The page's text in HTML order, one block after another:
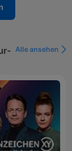
Alle ansehen